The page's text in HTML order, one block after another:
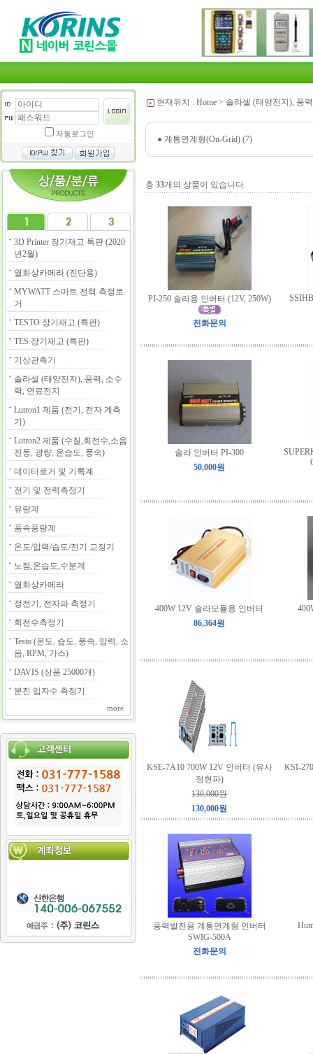
자동로그인
3D Printer 장기재고 특판 (2020
년2월)
열화상카메라 (진단용)
MYWATT 스마트 전력 측정로
거
TESTO 장기재고 (특판)
TES 장기재고 (특판)
기상관측기
솔라셀 (태양전지), 풍력, 소수
력, 연료전지
Lutron1 제품 (전기, 전자 계측
기)
Lutron2 제품 (수질,회전수,소음
진동, 광량, 온습도, 풍속)
데이터로거 및 기록계
전기 및 전력측정기
유량계
풍속풍량계
온도/압력/습도/전기 교정기
노점,온습도,수분계
열화상카메라
정전기, 전자파 측정기
회전수측정기
Testo (온도, 습도, 풍속, 압력, 소
음, RPM, 가스)
DAVIS (상품 25000개)
분진 입자수 측정기
more
현재위치 : Home > 솔라셀 (태양전지), 풍
● 계통연계형(On-Grid) (7)
총 33개의 상품이 있습니다.
PI-250 솔라용 인버터 (12V, 250W)
전화문의
솔라 인버터 PI-300
50,000원
400W 12V 솔라모듈용 인버터
86,364원
KSE-7A10 700W 12V 인버터 (유사
정현파)
130,000원
130,000원
KSI-
풍력발전용 계통연계형 인버터
SWIG-500A
전화문의